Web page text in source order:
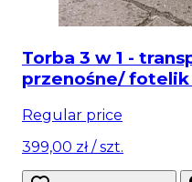
Torba 3 w 1 -
przenośne/
Regular price
399,00 zł/ szt.